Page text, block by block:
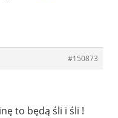
#150873
to będą śli i śli !